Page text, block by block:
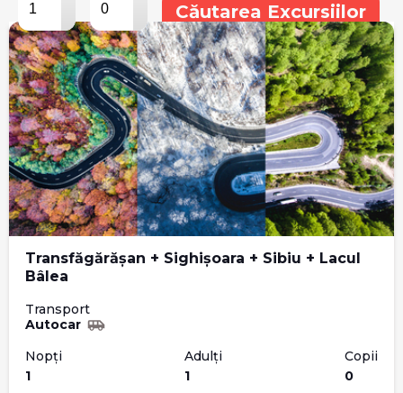
▾
Căutarea Excursiilor
Transfăgărășan + Sighișoara + Sibiu + Lacul
Bâlea
Transport
Autocar
Nopți
1
Adulți
1
Copii
0